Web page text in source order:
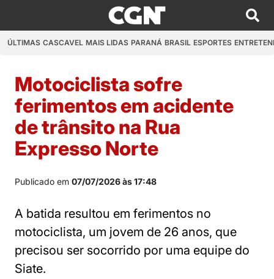
ÚLTIMAS CASCAVEL MAIS LIDAS PARANÁ BRASIL ESPORTES
Motociclista sofre
ferimentos em acidente
de trânsito na Rua
Expresso Norte
Publicado em 07/07/2026 às 17:48
A batida resultou em ferimentos no
motociclista, um jovem de 26 anos, que
precisou ser socorrido por uma equipe do
Siate.